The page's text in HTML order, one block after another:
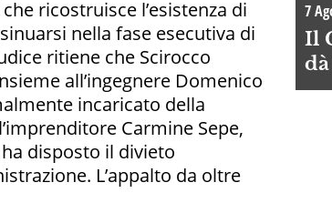
ricostruisce l’esistenza di
nella fase esecutiva di
ritiene che Scirocco
all’ingegnere Domenico
incaricato della
Carmine Sepe,
disposto il divieto
L’appalto da oltre
7
Il